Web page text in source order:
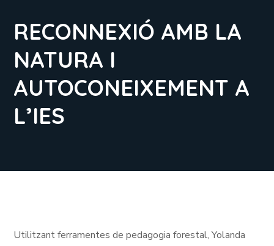
RECONNEXIÓ AMB LA
NATURA I
AUTOCONEIXEMENT A
L’IES
Utilitzant ferramentes de pedagogia forestal, Yolanda